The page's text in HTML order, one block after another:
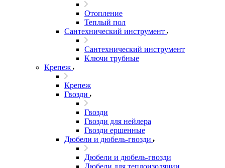
Отопление
Теплый пол
Сантехнический инструмент
Сантехнический инструмент
Ключи трубные
Крепеж
Крепеж
Гвозди
Гвозди
Гвозди для нейлера
Гвозди ершенные
Дюбели и дюбель-гвозди
Дюбели и дюбель-гвозди
Дюбели для теплоизоляции